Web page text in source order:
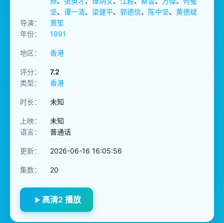
坚、 谭一清、 梁健平、 郭德信、 陈中坚、 黄德斌
导演：
萧笙
年份：
1991
地区： 香港
评分：
7.2
类型：
香港
时长： 未知
上映：
未知
语言：
普通话
更新： 2026-06-16 16:05:56
集数： 20
高清2 播放